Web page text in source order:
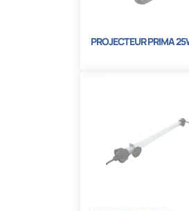
PROJECTEUR PRIMA